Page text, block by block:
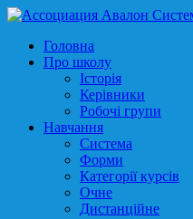
Головна
Про школу
Історія
Керівники
Робочі групи
Навчання
Система
Форми
Категорії курсів
Очне
Дистанційне